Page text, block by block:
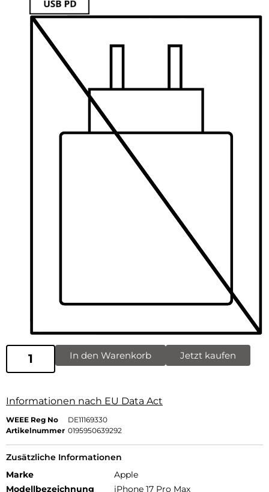
In den Warenkorb Jetzt kaufen
Informationen nach EU Data Act
WEEE Reg No
DE11169330
Artikelnummer 0195950639292
Zusätzliche Informationen
Marke
Apple
Modellbezeichnung
iPhone 17 Pro Max